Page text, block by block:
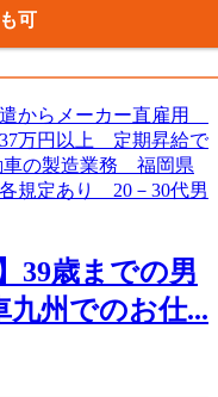
可
39歳までの男
九州でのお仕...